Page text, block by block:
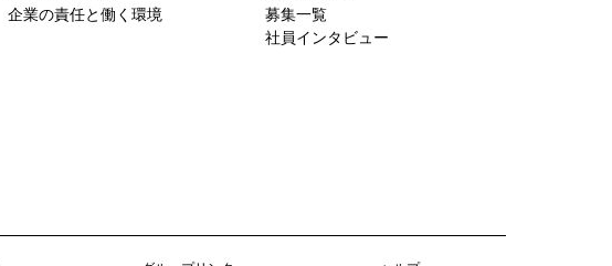
企業の責任と働く環境
募集一覧
社員インタビュー